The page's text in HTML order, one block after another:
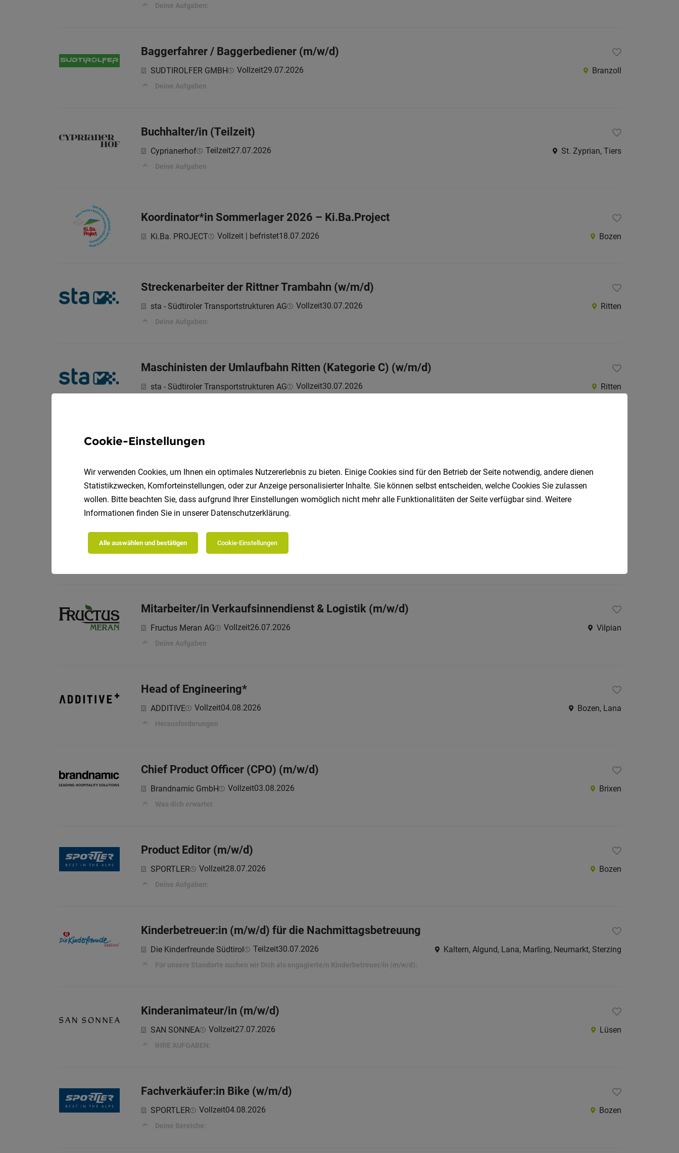
Deine Aufgaben:
Baggerfahrer / Baggerbediener (m/w/d)
SUDTIROLFER GMBH Vollzeit29.07.2026 Branzoll
Deine Aufgaben
Buchhalter/in (Teilzeit)
Cyprianerhof Teilzeit27.07.2026 St. Zyprian, Tiers
Deine Aufgaben
Koordinator*in Sommerlager 2026 – Ki.Ba.Project
Ki.Ba. PROJECT Vollzeit | befristet18.07.2026 Bozen
Streckenarbeiter der Rittner Trambahn (w/m/d)
sta - Südtiroler Transportstrukturen AG Vollzeit30.07.2026 Ritten
Deine Aufgaben:
Maschinisten der Umlaufbahn Ritten (Kategorie C) (w/m/d)
sta - Südtiroler Transportstrukturen AG Vollzeit30.07.2026 Ritten
Mitarbeiter der Generaldirektion (w/m/d) - auch in Teilzeit
sta - Südtiroler Transportstrukturen AG Vollzeit | Teilzeit 30.07.2026
Deine Aufgaben:
Frutmac GmbH Vollzeit19.07.2026
Mitarbeiter/in Verkaufsinnendienst & Logistik (m/w/d)
Fructus Meran AG Vollzeit26.07.2026 Vilpian
Deine Aufgaben
Head of Engineering*
ADDITIVE Vollzeit04.08.2026 Bozen, Lana
Herausforderungen
Chief Product Officer (CPO) (m/w/d)
Brandnamic GmbH Vollzeit03.08.2026 Brixen
Was dich erwartet
Product Editor (m/w/d)
SPORTLER Vollzeit28.07.2026 Bozen
Deine Aufgaben:
Kinderbetreuer:in (m/w/d) für die Nachmittagsbetreuung
Die Kinderfreunde Südtirol Teilzeit30.07.2026 Kaltern, Algund, Lana, Marling, Neumarkt, Sterzing
Für unsere Standorte suchen wir Dich als engagierte/n Kinderbetreuer/in (m/w/d):
Kinderanimateur/in (m/w/d)
SAN SONNEA Vollzeit27.07.2026 Lüsen
IHRE AUFGABEN:
Fachverkäufer:in Bike (w/m/d)
SPORTLER Vollzeit04.08.2026 Bozen
Deine Bereiche:
Cookie-Einstellungen
Wir verwenden Cookies, um Ihnen ein optimales Nutzererlebnis zu bieten. Einige Cookies sind für den Betrieb der Seite notwendig, andere dienen
Statistikzwecken, Komforteinstellungen, oder zur Anzeige personalisierter Inhalte. Sie können selbst entscheiden, welche Cookies Sie zulassen
wollen. Bitte beachten Sie, dass aufgrund Ihrer Einstellungen womöglich nicht mehr alle Funktionalitäten der Seite verfügbar sind. Weitere
Informationen finden Sie in unserer Datenschutzerklärung.
Alle auswählen und bestätigen Cookie-Einstellungen